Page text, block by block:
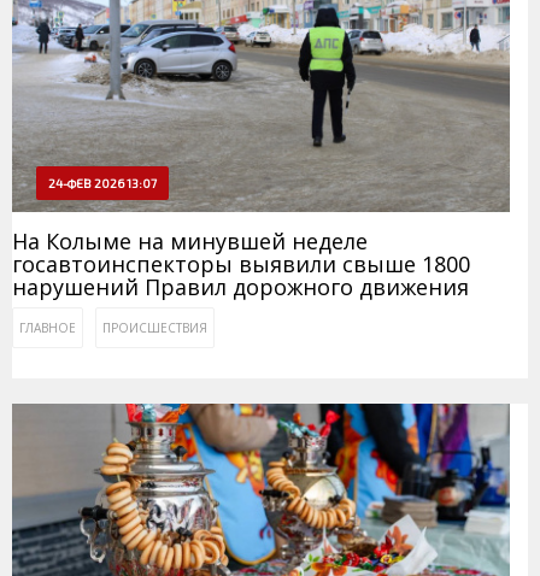
24-ФЕВ 2026 13:07
На Колыме на минувшей неделе
госавтоинспекторы выявили свыше 1800
нарушений Правил дорожного движения
ГЛАВНОЕ ПРОИСШЕСТВИЯ